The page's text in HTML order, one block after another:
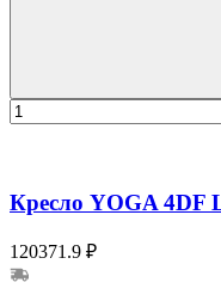
Кресло YOGA
120371.9 ₽